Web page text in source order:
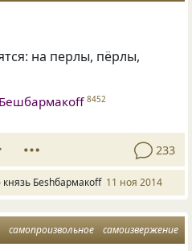
на перлы, пёрлы,
Бешбармакоff 8452
233
князь Беshбармакоff 11 ноя 2014
самопроизвольное самоизвержение